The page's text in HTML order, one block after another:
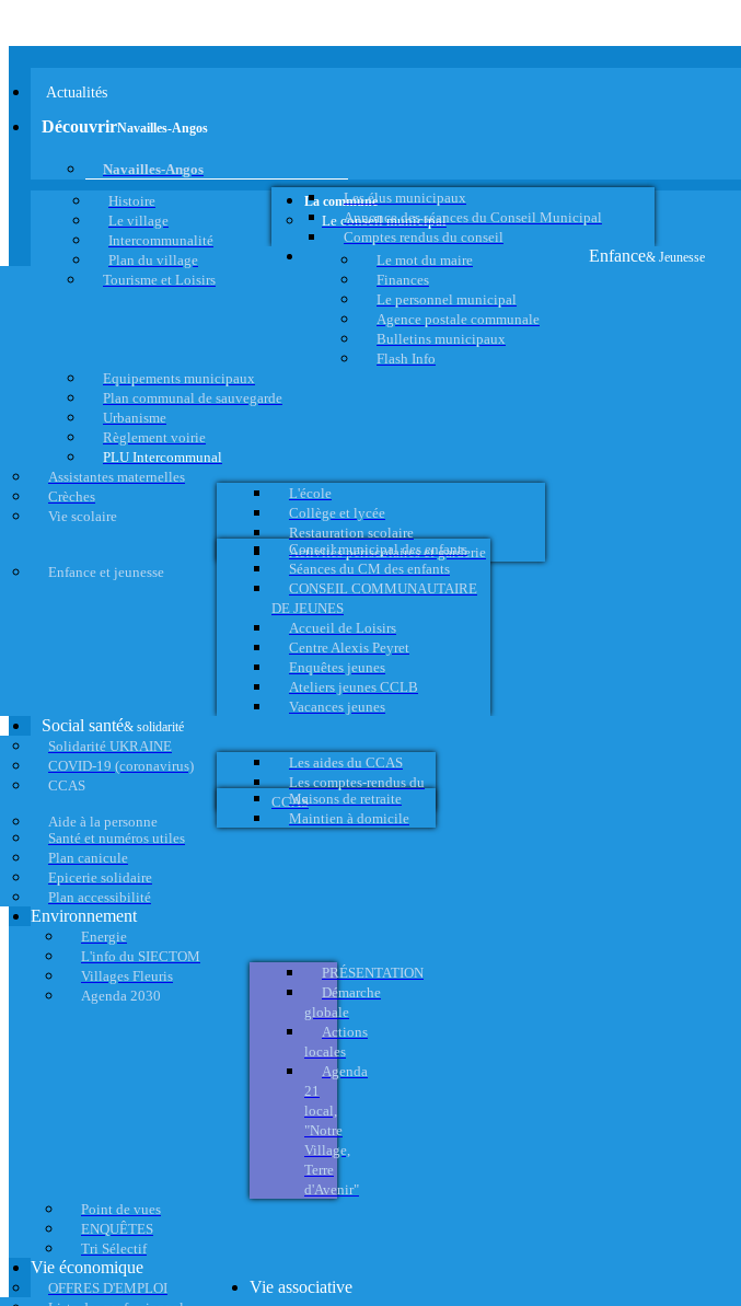
Actualités
DécouvrirNavailles-Angos
Navailles-Angos
Histoire
Le village
Intercommunalité
Plan du village
Tourisme et Loisirs
La commune
Le conseil municipal
Les élus municipaux
Annonce des séances du Conseil Municipal
Comptes rendus du conseil
Le mot du maire
Finances
Le personnel municipal
Agence postale communale
Bulletins municipaux
Flash Info
Equipements municipaux
Plan communal de sauvegarde
Urbanisme
Règlement voirie
PLU Intercommunal
Enfance& Jeunesse
Assistantes maternelles
Crèches
Vie scolaire
L'école
Collège et lycée
Restauration scolaire
Activités périscolaires et garderie
Enfance et jeunesse
Conseil municipal des enfants
Séances du CM des enfants
CONSEIL COMMUNAUTAIRE
DE JEUNES
Accueil de Loisirs
Centre Alexis Peyret
Enquêtes jeunes
Ateliers jeunes CCLB
Vacances jeunes
Social santé& solidarité
Solidarité UKRAINE
COVID-19 (coronavirus)
CCAS
Les aides du CCAS
Les comptes-rendus du
CCAS
Aide à la personne
Maisons de retraite
Maintien à domicile
Santé et numéros utiles
Plan canicule
Epicerie solidaire
Plan accessibilité
Environnement
Energie
L'info du SIECTOM
Villages Fleuris
Agenda 2030
PRÉSENTATION
Démarche
globale
Actions
locales
Agenda
21
local,
"Notre
Village,
Terre
d'Avenir"
Point de vues
ENQUÊTES
Tri Sélectif
Vie économique
OFFRES D'EMPLOI
Vie associative